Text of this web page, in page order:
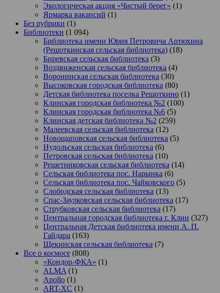
Экологическая акция «Чистый берег» (1)
Ярмарка вакансий (1)
Без рубрики (1)
Библиотеки (1 094)
Библиотека имени Юрия Петровича Артюхина
(Решоткинская сельская библиотека) (18)
Биревская сельская библиотека (3)
Воздвиженская сельская библиотека (4)
Воронинская сельская библиотека (30)
Высоковская городская библиотека (80)
Детская библиотека поселка Решоткино (1)
Клинская городская библиотека №2 (100)
Клинская городская библиотека №6 (5)
Клинская детская библиотека №2 (259)
Малеевская сельская библиотека (12)
Новощаповская сельская библиотека (5)
Нудольская сельская библиотека (6)
Петровская сельская библиотека (10)
Решетниковская сельская библиотека (14)
Сельская библиотека пос. Нарынка (6)
Сельская библиотека пос. Чайковского (5)
Слободская сельская библиотека (13)
Спас-Заулковская сельская библиотека (17)
Струбковская сельская библиотека (17)
Центральная городская библиотека г. Клин (327)
Центральная Детская библиотека имени А. П.
Гайдара (163)
Щекинская сельская библиотека (7)
Все о космосе (808)
«Кондор-ФКА» (1)
ALMA (1)
Apollo (1)
ART-XC (1)